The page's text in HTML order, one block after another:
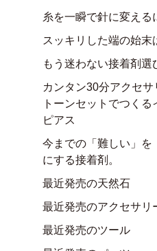
糸を一瞬で針に変える
スッキリした端の始末
もう迷わない接着剤選
カンタン30分アクセ
トーンセットでつくる
ピアス
今までの「難しい」を
にする接着剤。
最近発売の天然石
最近発売のアクセサリ
最近発売のツール